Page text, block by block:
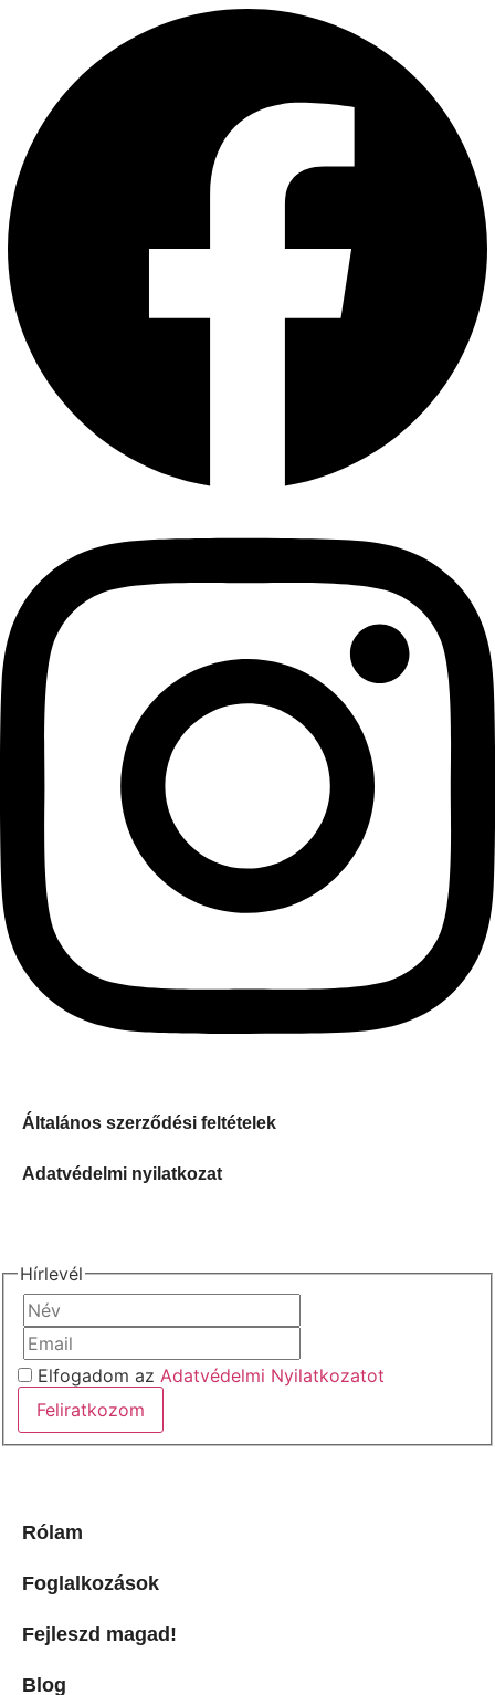
Általános szerződési feltételek
Adatvédelmi nyilatkozat
Hírlevél
Elfogadom az Adatvédelmi Nyilatkozatot
Feliratkozom
Rólam
Foglalkozások
Fejleszd magad!
Blog